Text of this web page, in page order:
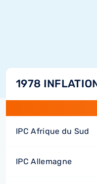
1978
IPC Afrique du Sud
IPC Allemagne